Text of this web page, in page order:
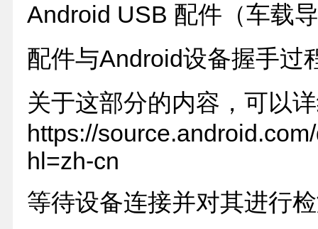
Android USB 配件（车载
配件与Android设备握手过
关于这部分的内容，可以
https://
hl=zh-cn
等待设备连接并对其进行